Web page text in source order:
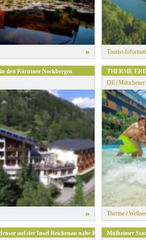
» Tourist-
den Kärntner Nockbergen
»
THERME
DE |
Therme /
auf der Insel Reichenau nähe KonstanzMülheimer